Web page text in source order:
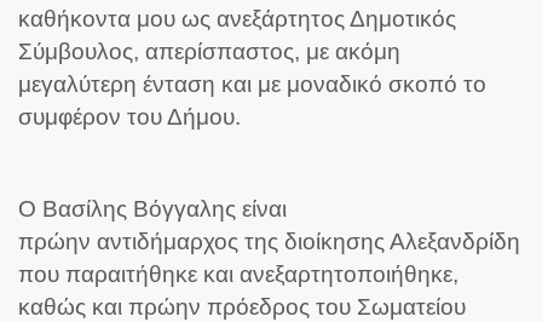
καθήκοντα μου ως ανεξάρτητος Δημοτικός
Σύμβουλος, απερίσπαστος, με ακόμη
μεγαλύτερη ένταση και με μοναδικό σκοπό το
συμφέρον του Δήμου.
Ο Βασίλης Βόγγαλης είναι
πρώην αντιδήμαρχος της διοίκησης Αλεξανδρίδη
που παραιτήθηκε και ανεξαρτητοποιήθηκε,
καθώς και πρώην πρόεδρος του Σωματείου